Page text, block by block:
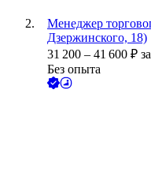
Менеджер
Дзержинского, 18)
31 200 – 41 600 ₽
Без опыта